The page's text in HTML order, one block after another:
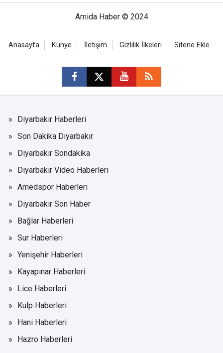
Amida Haber © 2024
Anasayfa Künye İletişim Gizlilik İlkeleri Sitene Ekle
Diyarbakır Haberleri
Son Dakika Diyarbakır
Diyarbakır Sondakika
Diyarbakır Video Haberleri
Amedspor Haberleri
Diyarbakır Son Haber
Bağlar Haberleri
Sur Haberleri
Yenişehir Haberleri
Kayapınar Haberleri
Lice Haberleri
Kulp Haberleri
Hani Haberleri
Hazro Haberleri